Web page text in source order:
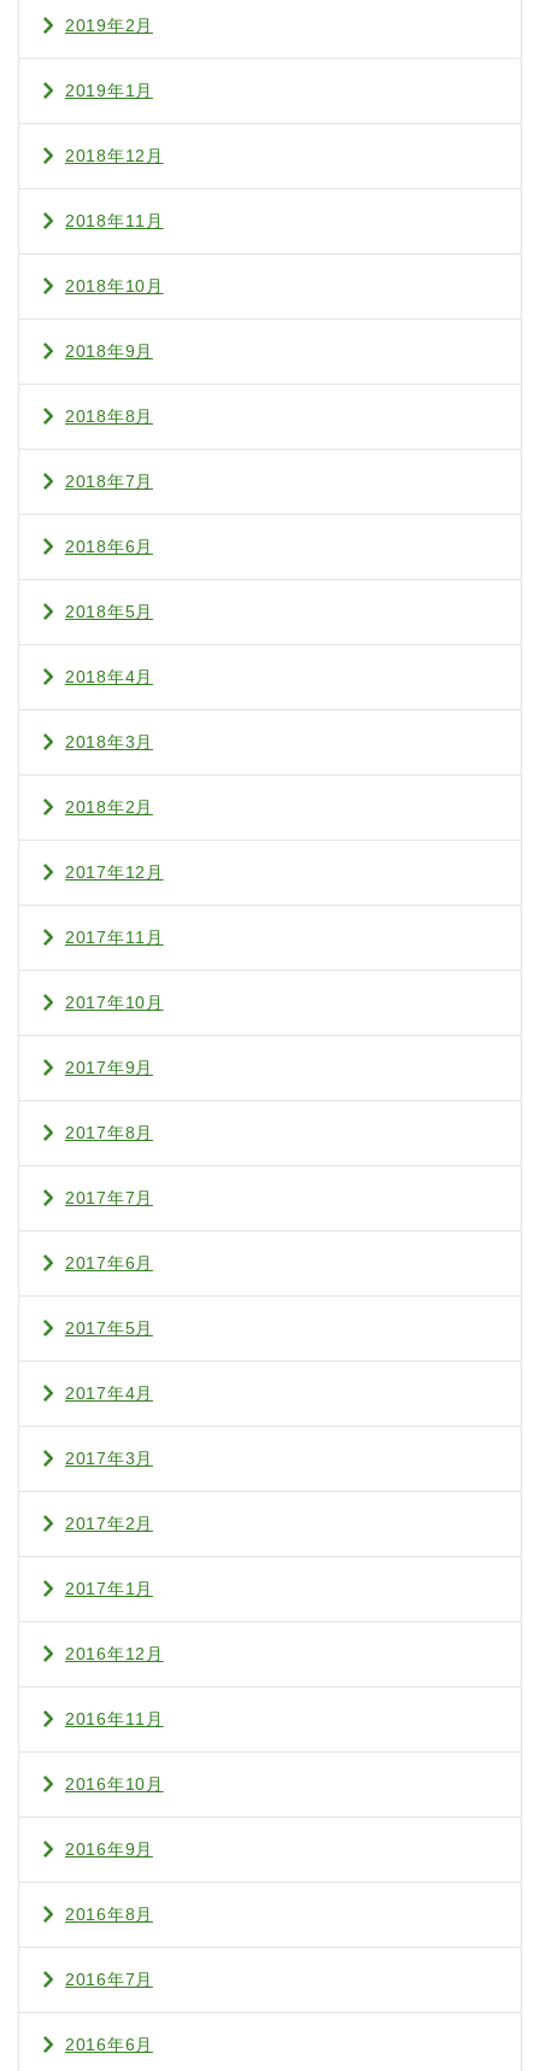
2019年2月
2019年1月
2018年12月
2018年11月
2018年10月
2018年9月
2018年8月
2018年7月
2018年6月
2018年5月
2018年4月
2018年3月
2018年2月
2017年12月
2017年11月
2017年10月
2017年9月
2017年8月
2017年7月
2017年6月
2017年5月
2017年4月
2017年3月
2017年2月
2017年1月
2016年12月
2016年11月
2016年10月
2016年9月
2016年8月
2016年7月
2016年6月